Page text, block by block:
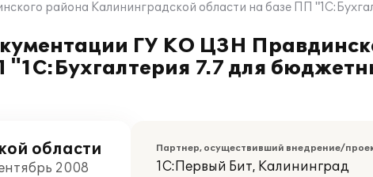
района Калининградской области на базе ПП
ГУ КО ЦЗН
7.7 для
области
2008
Партнер, осуществивший внедрение/
1С:Первый Бит, Калининград